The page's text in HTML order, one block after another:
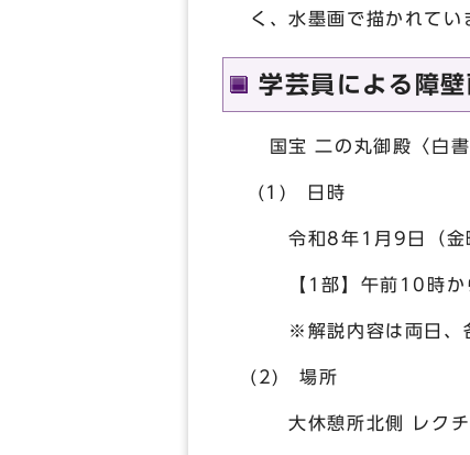
く、水墨画で描かれてい
学芸員による障
国宝 二の丸御殿〈白書
(1) 日時
令和8年1月9日（金
【1部】午前10時か
※解説内容は両日、各
(2) 場所
大休憩所北側 レクチ